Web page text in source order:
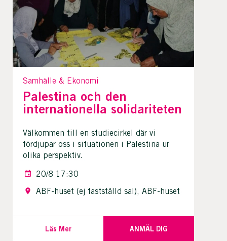
Samhälle & Ekonomi
Palestina och den
internationella solidariteten
Välkommen till en studiecirkel där vi
fördjupar oss i situationen i Palestina ur
olika perspektiv.
20/8 17:30
ABF-huset (ej fastställd sal), ABF-huset
Läs Mer ANMÄL DIG